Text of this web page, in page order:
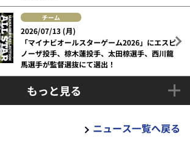
チーム
2026/07/13 (月)
「マイナビオールスターゲーム2026」にエスピ
ノーザ投手、椋木蓮投手、太田椋選手、西川龍
馬選手が監督選抜にて選出！
もっと見る
ニュース一覧へ戻る